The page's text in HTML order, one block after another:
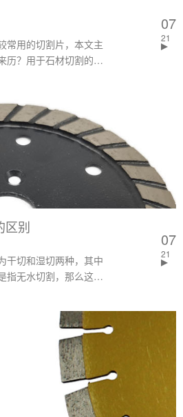
常用的切割片，本文主
历？用于石材切割的锯
，镶齿片具有哪些独
07
21
区别
干切和湿切两种，其中
指无水切割，那么这两
有什么区别吗？下面
07
21